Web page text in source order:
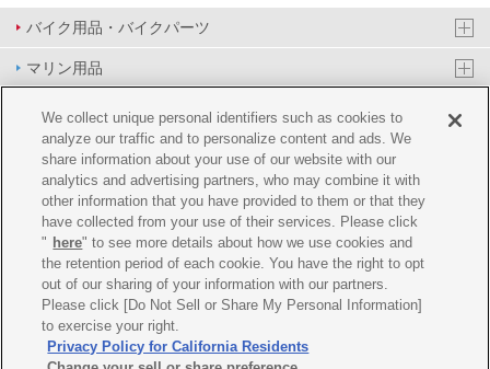
バイク用品・バイクパーツ
マリン用品
PAS/YPJ用品
その他用品
イベント&エンターテイメント
オンラインショップ
企業情報
ご利用規約 推薦環境 プライバシーポリシー Cookie ポリシー
We collect unique personal identifiers such as cookies to
analyze our traffic and to personalize content and ads. We
share information about your use of our website with our
analytics and advertising partners, who may combine it with
other information that you have provided to them or that they
have collected from your use of their services. Please click
" here" to see more details about how we use cookies and
the retention period of each cookie. You have the right to opt
out of our sharing of your information with our partners.
Please click [Do Not Sell or Share My Personal Information]
to exercise your right.
Privacy Policy for California Residents